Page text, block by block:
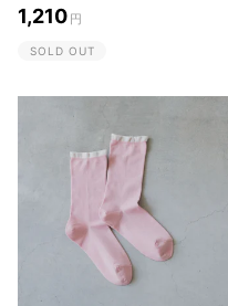
1,210 円
SOLD OUT